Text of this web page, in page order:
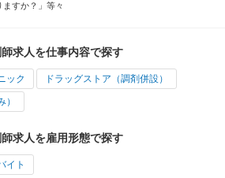
すか？」等々
求人を仕事内容で探す
ック ドラッグストア（調剤併設）
求人を雇用形態で探す
イト